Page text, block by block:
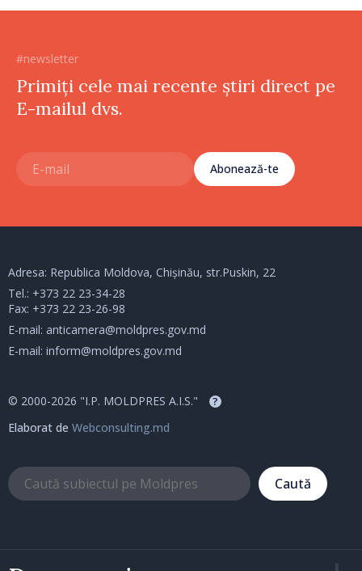
#newsletter
Primiți cele mai recente știri direct pe
E-mailul dvs.
Abonează-te
Adresa: Republica Moldova, Chișinău, str.Puskin, 22
Tel.: +373 22 23-34-28
Fax: +373 22 23-26-98
E-mail: anticamera@moldpres.gov.md
E-mail: inform@moldpres.gov.md
© 2000-2026 "I.P. MOLDPRES A.I.S." ?
Elaborat de Webconsulting.md
Caută